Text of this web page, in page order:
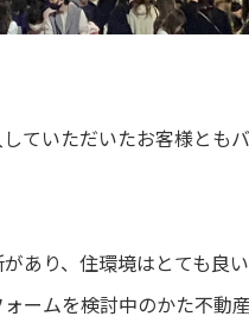
ていただいたお客様とも
あり、住環境はとても良
ームを検討中のかた不動